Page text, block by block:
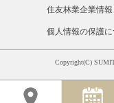
住友林業企業情報
個人情報の保護に
Copyright(C)